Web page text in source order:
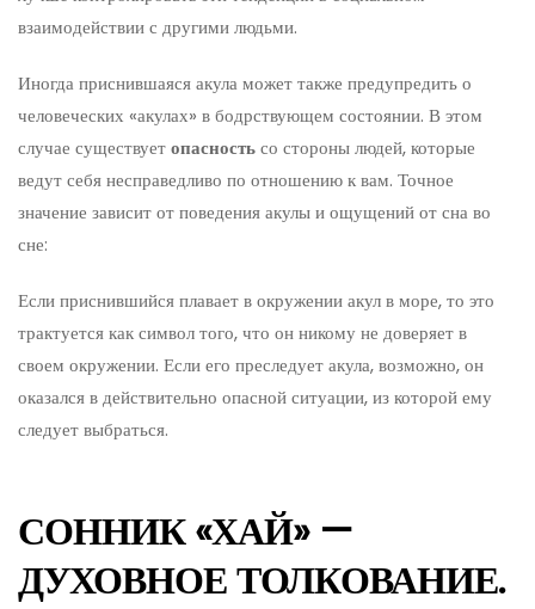
взаимодействии с другими людьми.
Иногда приснившаяся акула может также предупредить о
человеческих «акулах» в бодрствующем состоянии. В этом
случае существуетопасностьсо стороны людей, которые
ведут себя несправедливо по отношению к вам. Точное
значение зависит от поведения акулы и ощущений от сна во
сне:
Если приснившийся плавает в окружении акул в море, то это
трактуется как символ того, что он никому не доверяет в
своем окружении. Если его преследует акула, возможно, он
оказался в действительно опасной ситуации, из которой ему
следует выбраться.
СОННИК «ХАЙ» —
ДУХОВНОЕ ТОЛКОВАНИЕ.